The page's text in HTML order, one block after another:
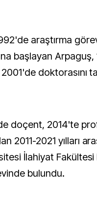
araştırma
başlayan
doktorasını
doçent, 2014'te
2011-2021 yılları
İlahiyat Fakültesi
bulundu.